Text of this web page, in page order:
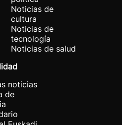
Noticias de
cultura
Noticias de
tecnología
Noticias de salud
noticias
de